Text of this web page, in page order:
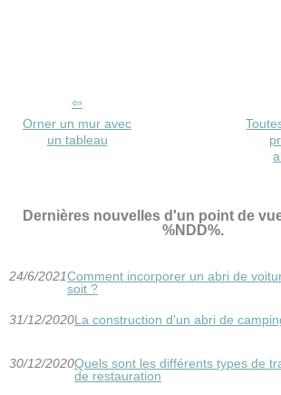
Orner un mur avec
un tableau
Dernières nouvelles d'un point de
%NDD%.
24/6/2021Comment incorporer un abri de
soit ?
31/12/2020La construction d'un abri de
30/12/2020Quels sont les différents types de
de restauration